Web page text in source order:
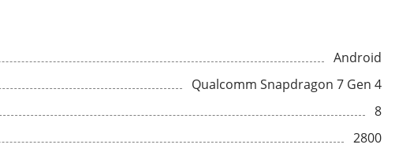
Android
Qualcomm Snapdragon 7 Gen 4
8
2800